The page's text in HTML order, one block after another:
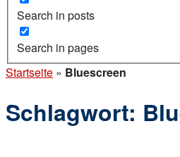
Search in posts
Search in pages
Startseite » Bluescreen
Schlagwort: